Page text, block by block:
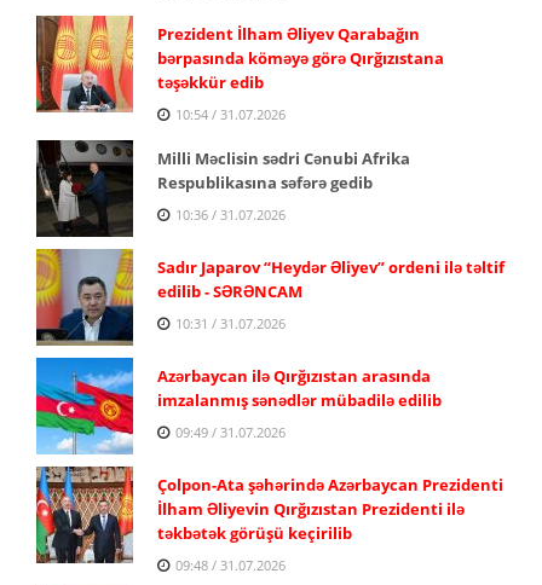
Prezident İlham Əliyev Qarabağın
bərpasında köməyə görə Qırğızıstana
təşəkkür edib
10:54 / 31.07.2026
Milli Məclisin sədri Cənubi Afrika
Respublikasına səfərə gedib
10:36 / 31.07.2026
Sadır Japarov “Heydər Əliyev” ordeni ilə təltif
edilib - SƏRƏNCAM
10:31 / 31.07.2026
Azərbaycan ilə Qırğızıstan arasında
imzalanmış sənədlər mübadilə edilib
09:49 / 31.07.2026
Çolpon-Ata şəhərində Azərbaycan Prezidenti
İlham Əliyevin Qırğızıstan Prezidenti ilə
təkbətək görüşü keçirilib
09:48 / 31.07.2026